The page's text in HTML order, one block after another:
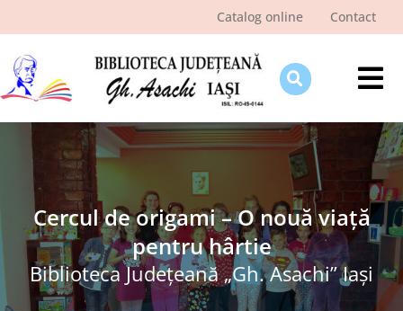
Catalog online Contact
Despre bibliotecă
Pagina cititorului
Ştiri şi evenimente
Programe şi proiecte
Interes public
Cercul de origami – O nouă viață
pentru hârtie
Biblioteca Judeţeană „Gh. Asachi” Iaşi